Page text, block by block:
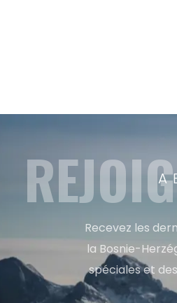
Recevez les
la Bosnie-
spéciales et